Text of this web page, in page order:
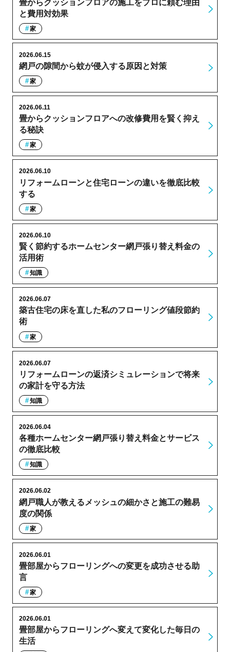
畳からクッションフロアの施工をプロに頼む理由
と費用対効果
家
網戸の隙間から蚊が侵入する原因と対策
2026.06.15
家
畳からクッションフロアへの改修費用を賢く抑え
る秘訣
2026.06.11
家
リフォームローンと住宅ローンの違いを徹底比較
する
2026.06.10
家
賢く節約するホームセンター網戸張り替え料金の
活用術
2026.06.10
知識
築古住宅の床を直した私のフローリング値段節約
術
2026.06.07
家
リフォームローンの返済シミュレーションで将来
の家計を守る方法
2026.06.07
知識
各種ホームセンター網戸張り替え料金とサービス
の徹底比較
2026.06.04
知識
網戸職人が教えるメッシュの細かさと施工の難易
度の関係
2026.06.02
家
畳部屋からフローリングへの変更を成功させる助
言
2026.06.01
家
畳部屋からフローリングへ変えて変化した毎日の
生活
2026.06.01